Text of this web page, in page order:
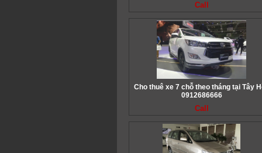
Call
Cho thuê xe 7 chỗ theo tháng tại Tây
0912686666
Call